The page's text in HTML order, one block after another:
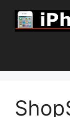
obsah